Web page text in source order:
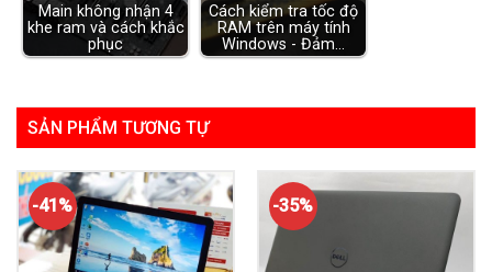
Main không nhận 4
khe ram và cách khắc
phục
Cách kiểm tra tốc độ
RAM trên máy tính
Windows - Đảm…
SẢN PHẨM TƯƠNG TỰ
-41% -35%